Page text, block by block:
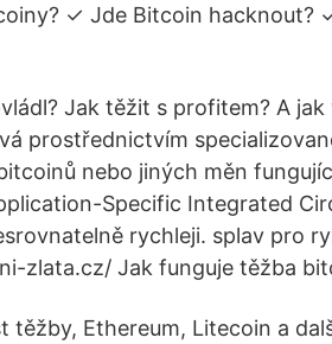
✓ Jde Bitcoin hacknout?
Jak těžit s profitem? A
prostřednictvím
nebo jiných měn
Specific Integrated
rychleji. splav pro
zlata.cz/ Jak funguje těžba
těžby, Ethereum, Litecoin a